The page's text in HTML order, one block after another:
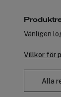
Vänligen
Villkor för
Alla